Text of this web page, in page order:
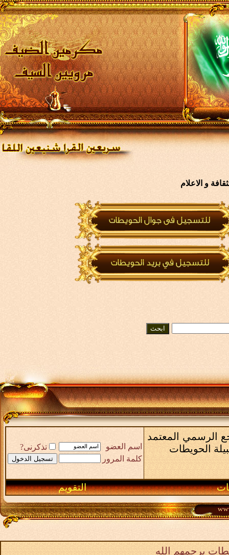
و الاعلام
الرسمي المعتمد
الحويطات
اسم العضو
تذكرنى?
كلمة المرور
التقويم
يرحمهم الله